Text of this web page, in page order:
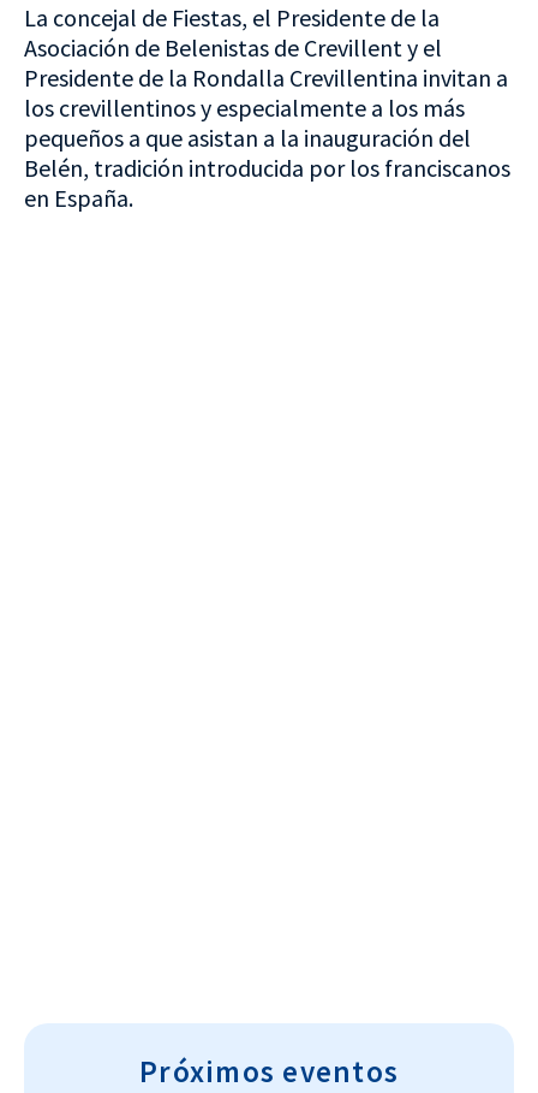
La concejal de Fiestas, el Presidente de la
Asociación de Belenistas de Crevillent y el
Presidente de la Rondalla Crevillentina invitan a
los crevillentinos y especialmente a los más
pequeños a que asistan a la inauguración del
Belén, tradición introducida por los franciscanos
en España.
Próximos eventos